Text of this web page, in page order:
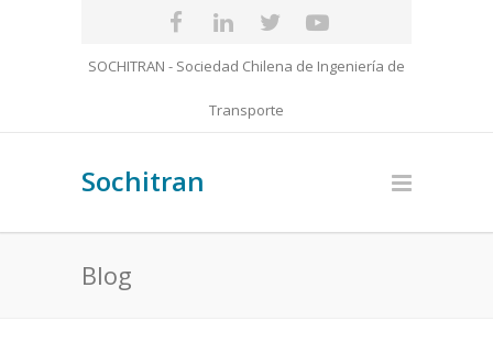
SOCHITRAN - Sociedad Chilena de Ingeniería de
Transporte
Sochitran
Blog